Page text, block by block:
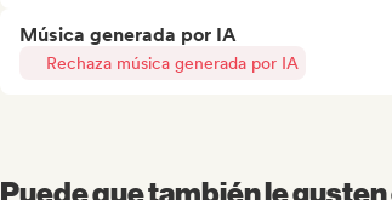
Música generada por IA
Rechaza música generada por IA
Puede que también le